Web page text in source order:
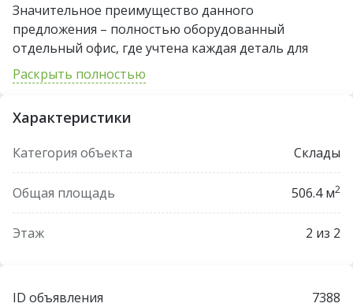
Значительное преимущество данного
предложения – полностью оборудованный
отдельный офис, где учтена каждая деталь для
комфортного ведения бизнеса. Здесь вы найдете:
работы.
* Функциональная кухня.
* Санузел и душевая для максимального удобства.
Помещение для Магазина или Шоурума
нем есть все необходимое для начала торговой
Раскрыть полностью
Характеристики
Категория объекта Склады
Общая площадь 506.4 м2
Этаж 2 из 2
ID объявления 7388